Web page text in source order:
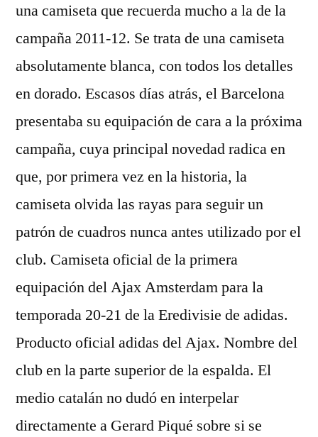
una camiseta que recuerda mucho a la de la
campaña 2011-12. Se trata de una camiseta
absolutamente blanca, con todos los detalles
en dorado. Escasos días atrás, el Barcelona
presentaba su equipación de cara a la próxima
campaña, cuya principal novedad radica en
que, por primera vez en la historia, la
camiseta olvida las rayas para seguir un
patrón de cuadros nunca antes utilizado por el
club. Camiseta oficial de la primera
equipación del Ajax Amsterdam para la
temporada 20-21 de la Eredivisie de adidas.
Producto oficial adidas del Ajax. Nombre del
club en la parte superior de la espalda. El
medio catalán no dudó en interpelar
directamente a Gerard Piqué sobre si se